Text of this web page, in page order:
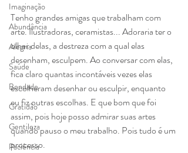
Imaginação
Abundância
Alegria
Saúde
Bondade
Gratidão
Gentileza
Paciência
Tenho grandes amigas que trabalham com
arte. Ilustradoras, ceramistas... Adoraria ter o
olhar delas, a destreza com a qual elas
desenham, esculpem. Ao conversar com elas,
fica claro quantas incontáveis vezes elas
escolheram desenhar ou esculpir, enquanto
eu fiz outras escolhas. E que bom que foi
assim, pois hoje posso admirar suas artes
quando pauso o meu trabalho. Pois tudo é um
processo.